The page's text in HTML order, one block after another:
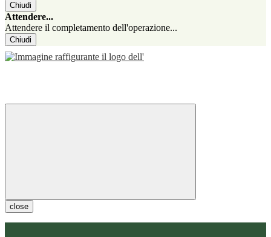
Chiudi
Attendere...
Attendere il completamento dell'operazione...
Chiudi
close